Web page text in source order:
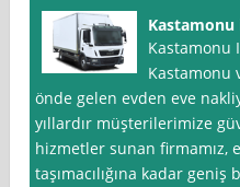
Kastamonu
Kastamonu
Kastamonu
önde gelen evden eve
yıllardır müşterilerimize
hizmetler sunan firmamız,
taşımacılığına kadar